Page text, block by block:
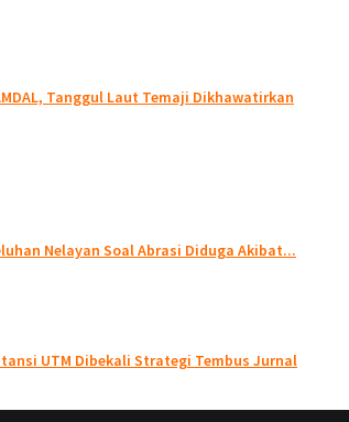
Tanggul Laut Temaji Dikhawatirkan
Nelayan Soal Abrasi Diduga Akibat...
UTM Dibekali Strategi Tembus Jurnal